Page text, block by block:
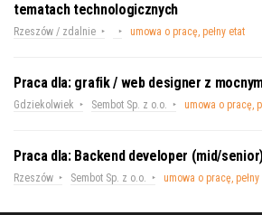
tematach technologicznych
Rzeszów / zdalnie umowa o pracę, pełny etat
Praca dla: grafik / web designer z
Gdziekolwiek Sembot Sp. z o.o. umowa o pracę,
Praca dla: Backend developer (mid/
Rzeszów Sembot Sp. z o.o. umowa o pracę, pełny